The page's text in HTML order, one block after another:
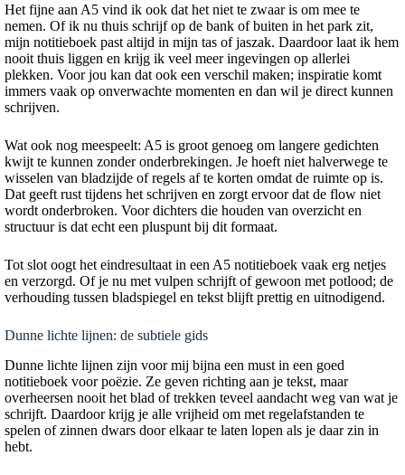
Het fijne aan A5 vind ik ook dat het niet te zwaar is om mee te
nemen. Of ik nu thuis schrijf op de bank of buiten in het park zit,
mijn notitieboek past altijd in mijn tas of jaszak. Daardoor laat ik hem
nooit thuis liggen en krijg ik veel meer ingevingen op allerlei
plekken. Voor jou kan dat ook een verschil maken; inspiratie komt
immers vaak op onverwachte momenten en dan wil je direct kunnen
schrijven.
Wat ook nog meespeelt: A5 is groot genoeg om langere gedichten
kwijt te kunnen zonder onderbrekingen. Je hoeft niet halverwege te
wisselen van bladzijde of regels af te korten omdat de ruimte op is.
Dat geeft rust tijdens het schrijven en zorgt ervoor dat de flow niet
wordt onderbroken. Voor dichters die houden van overzicht en
structuur is dat echt een pluspunt bij dit formaat.
Tot slot oogt het eindresultaat in een A5 notitieboek vaak erg netjes
en verzorgd. Of je nu met vulpen schrijft of gewoon met potlood; de
verhouding tussen bladspiegel en tekst blijft prettig en uitnodigend.
Dunne lichte lijnen: de subtiele gids
Dunne lichte lijnen zijn voor mij bijna een must in een goed
notitieboek voor poëzie. Ze geven richting aan je tekst, maar
overheersen nooit het blad of trekken teveel aandacht weg van wat je
schrijft. Daardoor krijg je alle vrijheid om met regelafstanden te
spelen of zinnen dwars door elkaar te laten lopen als je daar zin in
hebt.